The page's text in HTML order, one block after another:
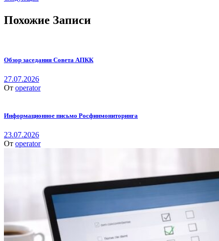
Похожие Записи
Обзор заседания Совета АПКК
27.07.2026
От operator
Информационное письмо Росфинмониторинга
23.07.2026
От operator